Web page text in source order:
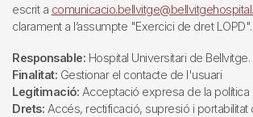
escrit a
clarament a l’assumpte "Exercici de dret LOPD".
Responsable: Hospital Universitari de Bellvitge.
Finalitat: Gestionar el contacte de l'usuari
Legitimació: Acceptació expresa de la política
Drets: Accés, rectificació, supresió i portabilitat